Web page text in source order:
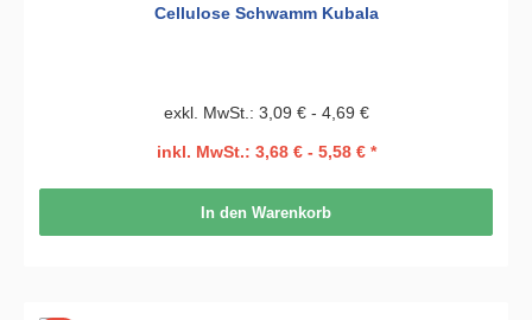
Cellulose Schwamm Kubala
exkl. MwSt.: 3,09 € - 4,69 €
inkl. MwSt.: 3,68 € - 5,58 € *
In den Warenkorb